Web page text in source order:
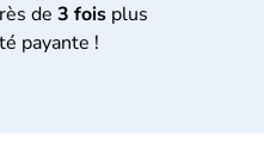
de 3 fois plus
payante !